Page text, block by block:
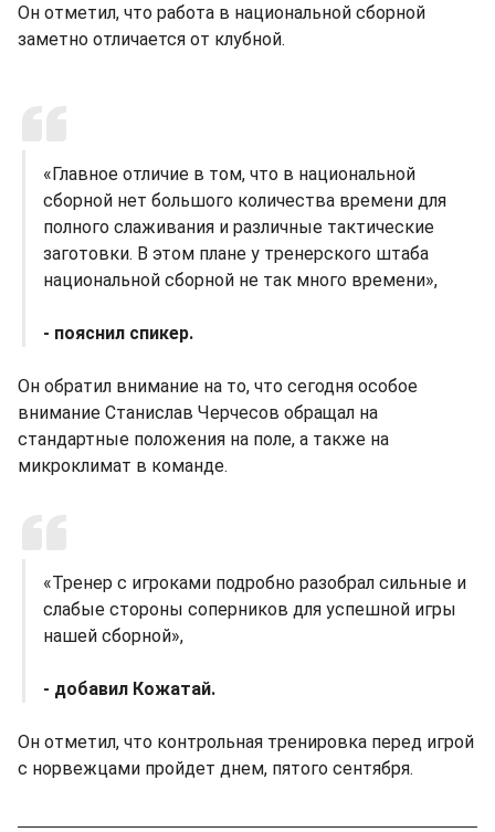
Он отметил, что работа в национальной сборной
заметно отличается от клубной.
«Главное отличие в том, что в национальной
сборной нет большого количества времени для
полного слаживания и различные тактические
заготовки. В этом плане у тренерского штаба
национальной сборной не так много времени»,
- пояснил спикер.
Он обратил внимание на то, что сегодня особое
внимание Станислав Черчесов обращал на
стандартные положения на поле, а также на
микроклимат в команде.
«Тренер с игроками подробно разобрал сильные и
слабые стороны соперников для успешной игры
нашей сборной»,
- добавил Кожатай.
Он отметил, что контрольная тренировка перед игрой
с норвежцами пройдет днем, пятого сентября.